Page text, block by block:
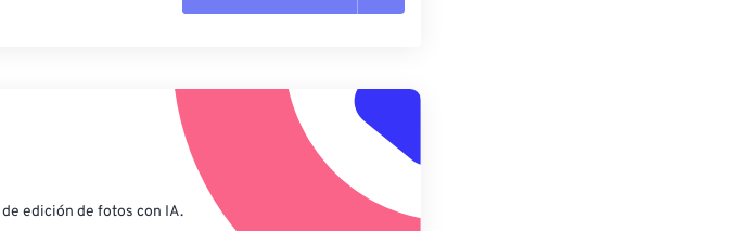
Aplicar desde el ajuste preestablecido
Guardar como preestablecido
edición de fotos con IA.